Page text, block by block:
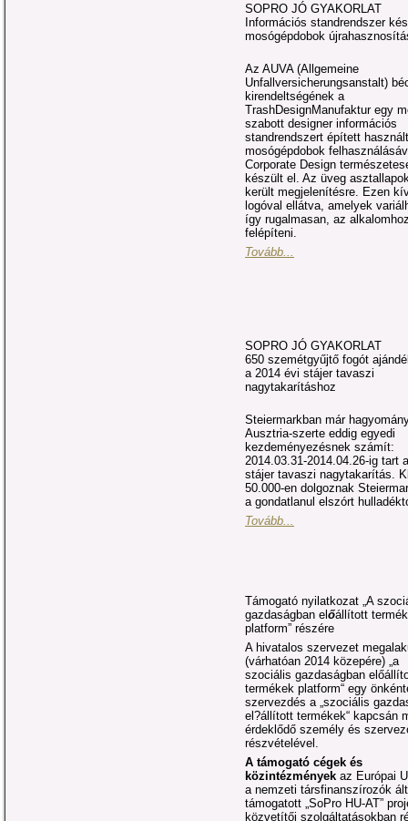
SOPRO JÓ GYAKORLAT
Információs standrendszer
mosógépdobok
Az AUVA (Allgemeine
Unfallversicherungsanstalt)
kirendeltségének a
TrashDesignManufaktur egy
szabott designer információs
standrendszert épített használt
mosógépdobok
Corporate Design
készült el. Az üveg
került megjelenítésre. Ezen
logóval ellátva, amelyek
így rugalmasan, az
felépíteni.
Tovább...
SOPRO JÓ GYAKORLAT
650 szemétgyűjtő fogót
a 2014 évi stájer tavaszi
nagytakarításhoz
Steiermarkban már
Ausztria-szerte eddig egyedi
kezdeményezésnek számít:
2014.03.31-2014.04.26-ig tart
stájer tavaszi nagytakarítás.
50.000-en dolgoznak
a gondatlanul elszórt
Tovább...
Támogató nyilatkozat „A
gazdaságban előállított
platform” részére
A hivatalos szervezet
(várhatóan 2014 közepére) „a
szociális gazdaságban
termékek platform“ egy
szervezdés a „szociális
el?állított termékek“ kapcsán
érdeklődő személy és
részvételével.
A támogató cégek és
közintézmények az Európai
a nemzeti társfinanszírozók
támogatott „SoPro HU-AT”
közvetítői szolgáltatásokban